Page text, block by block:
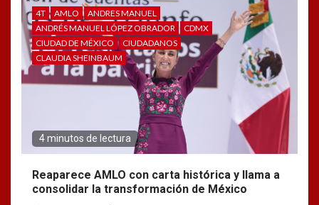
4T AMLO
ANDRES MANUEL
ANDRÉS MANUEL LÓPEZ OBRADOR
CDMX
CIUDAD DE MÉXICO
CIUDADANOS
CLAUDIA SHEINBAUM
4 minutos de lectura
Reaparece AMLO con carta histórica y llama a
consolidar la transformación de México